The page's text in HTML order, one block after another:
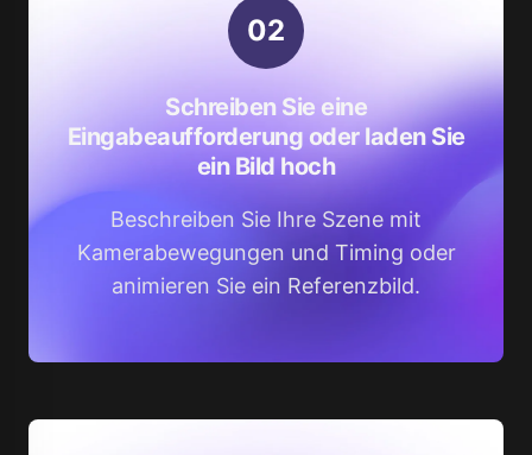
02
Schreiben Sie eine
Eingabeaufforderung oder laden Sie
ein Bild hoch
Beschreiben Sie Ihre Szene mit
Kamerabewegungen und Timing oder
animieren Sie ein Referenzbild.